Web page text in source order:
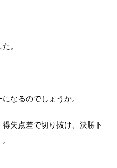
。
なるのでしょうか。
失点差で切り抜け、決勝ト